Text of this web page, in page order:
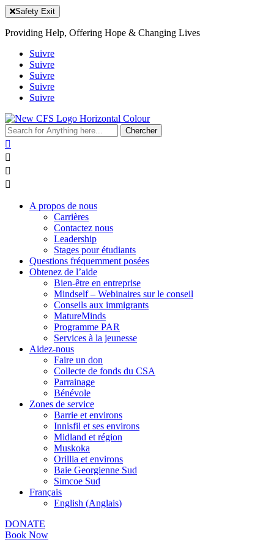
Safety Exit
Providing Help, Offering Hope & Changing Lives
Suivre
Suivre
Suivre
Suivre
Suivre
Rechercher:




A propos de nous
Carrières
Contactez nous
Leadership
Stages pour étudiants
Questions fréquemment posées
Obtenez de l’aide
Bien-être en entreprise
Mindself – Webinaires sur le conseil
Conseils aux immigrants
MatureMinds
Programme PAR
Services à la jeunesse
Aidez-nous
Faire un don
Collecte de fonds du CSA
Parrainage
Bénévole
Zones de service
Barrie et environs
Innisfil et ses environs
Midland et région
Muskoka
Orillia et environs
Baie Georgienne Sud
Simcoe Sud
Français
English (Anglais)
DONATE
Book Now